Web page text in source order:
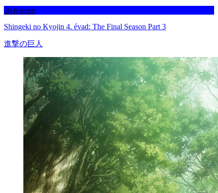
Befejezett
Shingeki no Kyojin 4. évad: The Final Season Part 3
進撃の巨人